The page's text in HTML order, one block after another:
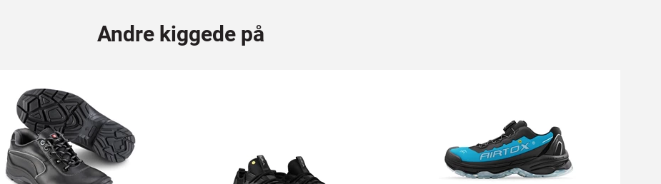
Andre kiggede på